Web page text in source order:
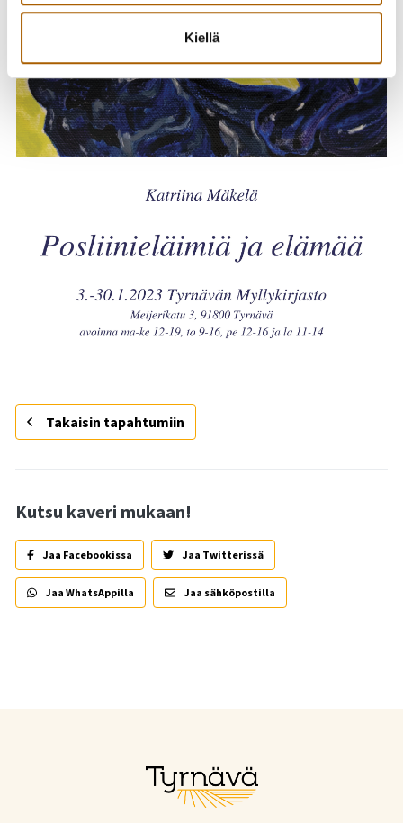
Kiellä
Takaisin tapahtumiin
Kutsu kaveri mukaan!
Jaa Facebookissa Jaa Twitterissä
Jaa WhatsAppilla Jaa sähköpostilla